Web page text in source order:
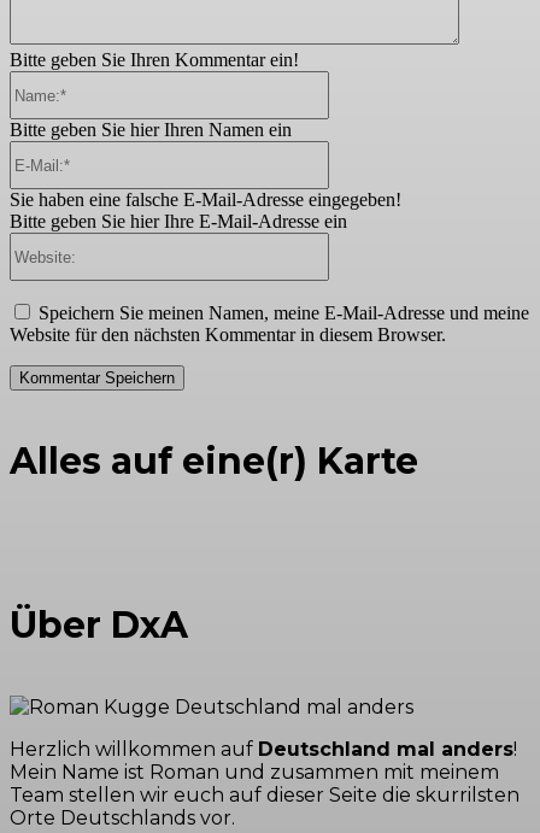
Bitte geben Sie Ihren Kommentar ein!
Bitte geben Sie hier Ihren Namen ein
Sie haben eine falsche E-Mail-Adresse eingegeben!
Bitte geben Sie hier Ihre E-Mail-Adresse ein
Speichern Sie meinen Namen, meine E-Mail-Adresse und meine
Website für den nächsten Kommentar in diesem Browser.
Alles auf eine(r) Karte
Über DxA
Herzlich willkommen auf Deutschland mal anders!
Mein Name ist Roman und zusammen mit meinem
Team stellen wir euch auf dieser Seite die skurrilsten
Orte Deutschlands vor.